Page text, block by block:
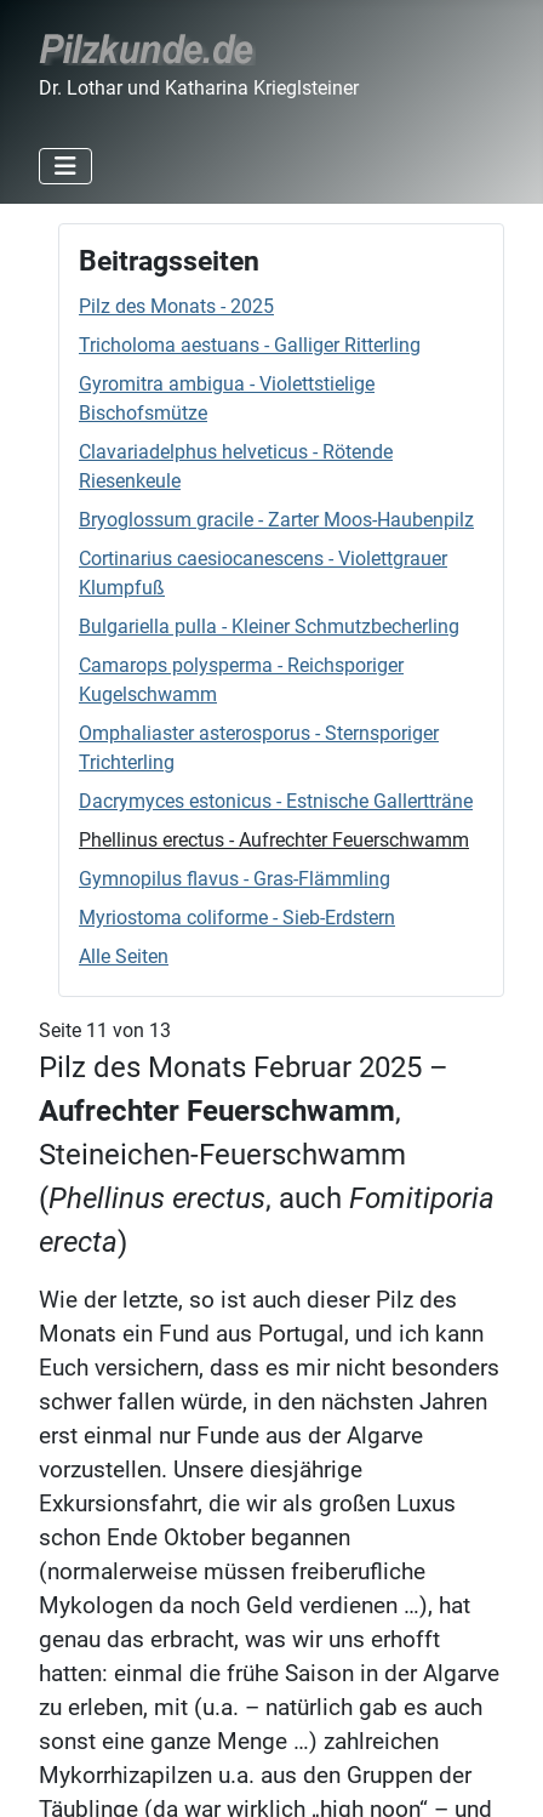
Dr. Lothar und Katharina Krieglsteiner
Beitragsseiten
Pilz des Monats - 2025
Tricholoma aestuans - Galliger Ritterling
Gyromitra ambigua - Violettstielige
Bischofsmütze
Clavariadelphus helveticus - Rötende
Riesenkeule
Bryoglossum gracile - Zarter Moos-Haubenpilz
Cortinarius caesiocanescens - Violettgrauer
Klumpfuß
Bulgariella pulla - Kleiner Schmutzbecherling
Camarops polysperma - Reichsporiger
Kugelschwamm
Omphaliaster asterosporus - Sternsporiger
Trichterling
Dacrymyces estonicus - Estnische Gallertträne
Phellinus erectus - Aufrechter Feuerschwamm
Gymnopilus flavus - Gras-Flämmling
Myriostoma coliforme - Sieb-Erdstern
Alle Seiten
Seite 11 von 13
Pilz des Monats Februar 2025 –
Aufrechter Feuerschwamm,
Steineichen-Feuerschwamm
(Phellinus erectus, auch Fomitiporia
erecta)
Wie der letzte, so ist auch dieser Pilz des
Monats ein Fund aus Portugal, und ich kann
Euch versichern, dass es mir nicht besonders
schwer fallen würde, in den nächsten Jahren
erst einmal nur Funde aus der Algarve
vorzustellen. Unsere diesjährige
Exkursionsfahrt, die wir als großen Luxus
schon Ende Oktober begannen
(normalerweise müssen freiberufliche
Mykologen da noch Geld verdienen …), hat
genau das erbracht, was wir uns erhofft
hatten: einmal die frühe Saison in der Algarve
zu erleben, mit (u.a. – natürlich gab es auch
sonst eine ganze Menge …) zahlreichen
Mykorrhizapilzen u.a. aus den Gruppen der
Täublinge (da war wirklich „high noon“ – und